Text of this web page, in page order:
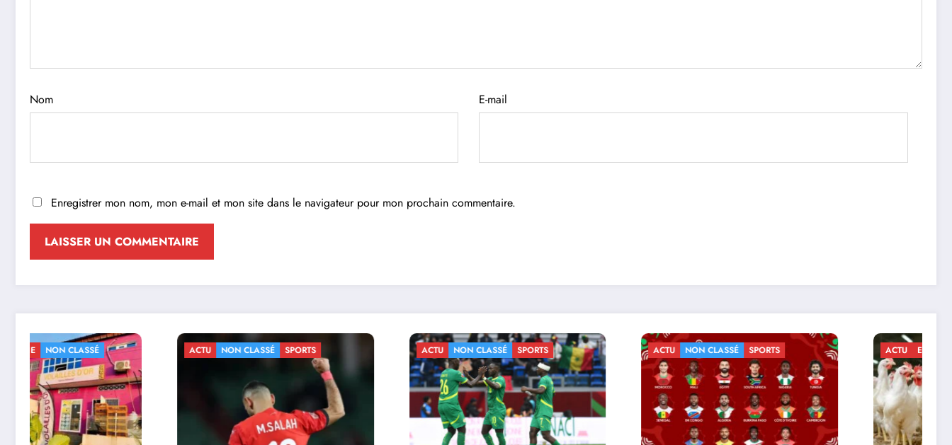
Nom E-mail
Enregistrer mon nom, mon e-mail et mon site dans le navigateur pour mon prochain commentaire.
ACTU NON CLASSÉ ACTU NON CLASSÉ ACTU NON CLASSÉ SPORTS ACTU ECONOMIE NON CLASSÉ